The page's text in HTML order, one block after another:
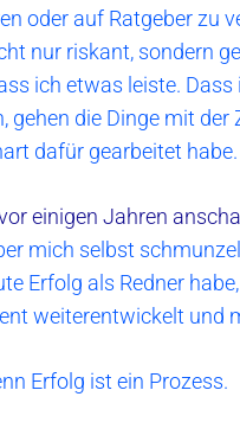
oder auf Ratgeber zu
nur riskant, sondern
ich etwas leiste.
die Dinge mit
dafür gearbeitet habe.
einigen Jahren
mich selbst
Erfolg als Redner
weiterentwickelt und
Erfolg ist ein Prozess.